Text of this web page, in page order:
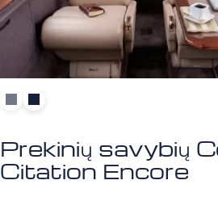
Prekinių savybių
Citation Encore